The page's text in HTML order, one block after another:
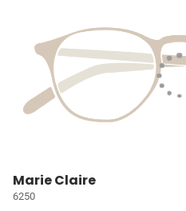
Marie Claire
6250